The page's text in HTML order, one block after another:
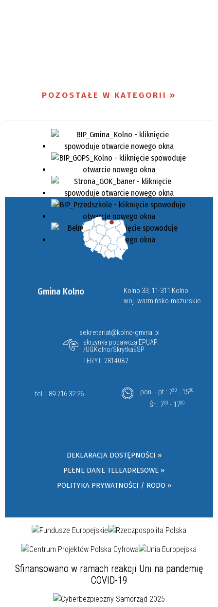
POZOSTAŁE W KATEGORII
Gmina Kolno
Kolno 33, 11-311 Kolno
woj. warmińsko-mazurskie
sekretariat@kolno-gmina.pl
skrzynka podawcza EPUAP:
/UGKolno/SkrytkaESP
TERYT: 2814082
tel.: 89 716 32 26 pon. - pt.: 730 - 1530
Śr.: 730 - 1700
DEKLARACJA DOSTĘPNOŚCI »
PEŁNE DANE TELEADRESOWE »
POLITYKA PRYWATNOŚCI / RODO »
Sfinansowano w ramach reakcji Uni na pandemię
COVID-19